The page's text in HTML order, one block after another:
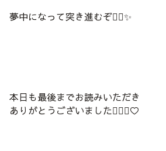
夢中になって突き進むぞ✊🏻✨
本日も最後までお読みいただき
ありがとうございました🙇🏻‍♀️♡